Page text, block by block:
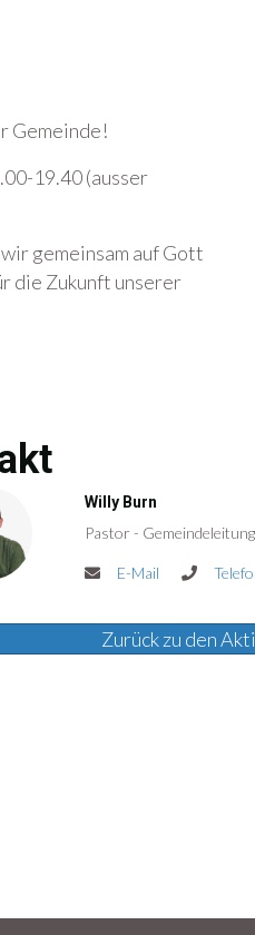
Gemeinde!
19.40 (ausser
gemeinsam auf Gott
die Zukunft unserer
Willy Burn
Pastor - Gemeindeleitung
E-Mail
Zurück zu den